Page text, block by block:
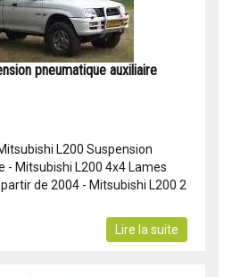
pneumatique auxiliaire
L200 Suspension
- Mitsubishi L200 4x4 Lames
de 2004 - Mitsubishi L200 2
Lire la suite